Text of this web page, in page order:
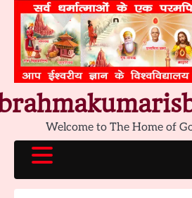
content
Welcome to The Home of